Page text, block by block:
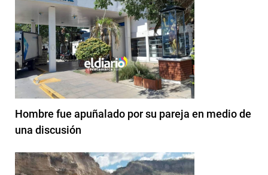
Hombre fue apuñalado por su pareja en medio de
una discusión